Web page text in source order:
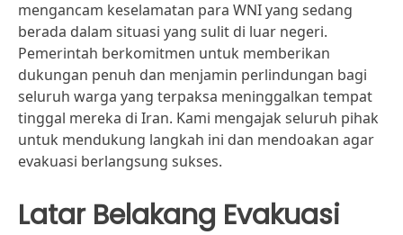
mengancam keselamatan para WNI yang sedang
berada dalam situasi yang sulit di luar negeri.
Pemerintah berkomitmen untuk memberikan
dukungan penuh dan menjamin perlindungan bagi
seluruh warga yang terpaksa meninggalkan tempat
tinggal mereka di Iran. Kami mengajak seluruh pihak
untuk mendukung langkah ini dan mendoakan agar
evakuasi berlangsung sukses.
Latar Belakang Evakuasi